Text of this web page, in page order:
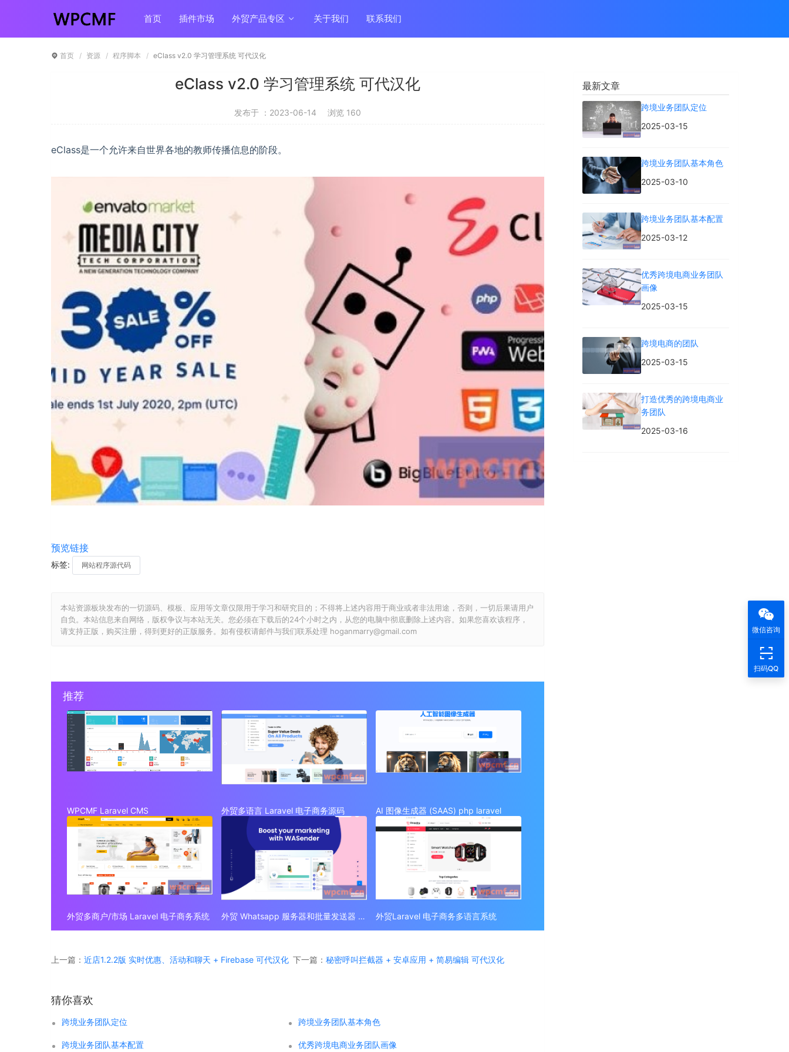
首页 插件市场 外贸产品专区 关于我们 联系我们
首页 资源 程序脚本 eClass v2.0 学习管理系统 可代汉化
eClass v2.0 学习管理系统 可代汉化
发布于 ：2023-06-14 浏览 160
eClass是一个允许来自世界各地的教师传播信息的阶段。
预览链接
标签: 网站程序源代码
本站资源板块发布的一切源码、模板、应用等文章仅限用于学习和研究目的；不得将上述内容用于商业或者非法用途，否则，一切后果请用户
自负。本站信息来自网络，版权争议与本站无关。您必须在下载后的24个小时之内，从您的电脑中彻底删除上述内容。如果您喜欢该程序，
请支持正版，购买注册，得到更好的正版服务。如有侵权请邮件与我们联系处理 hoganmarry@gmail.com
推荐
WPCMF Laravel CMS 外贸多语言 Laravel 电子商务源码 AI 图像生成器 (SAAS) php laravel
外贸多商户/市场 Laravel 电子商务系统 外贸 Whatsapp 服务器和批量发送器 (SAAS) 外贸Laravel 电子商务多语言系统
上一篇： 近店1.2.2版 实时优惠、活动和聊天 + Firebase 可代汉化 下一篇： 秘密呼叫拦截器 + 安卓应用 + 简易编辑 可代汉化
猜你喜欢
跨境业务团队定位 跨境业务团队基本角色
跨境业务团队基本配置 优秀跨境电商业务团队画像
最新文章
跨境业务团队定位
2025-03-15
跨境业务团队基本角色
2025-03-10
跨境业务团队基本配置
2025-03-12
优秀跨境电商业务团队
画像
2025-03-15
跨境电商的团队
2025-03-15
打造优秀的跨境电商业
务团队
2025-03-16
微信咨询
扫码QQ